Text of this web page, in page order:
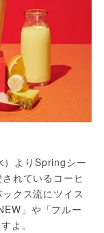
）よりSpringシー
れているコーヒ
クス流にツイス
」や「フルー
よ。